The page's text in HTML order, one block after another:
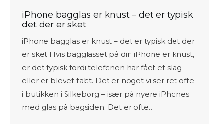
iPhone bagglas er knust – det er typisk
det der er sket
iPhone bagglas er knust – det er typisk det der
er sket Hvis bagglasset på din iPhone er knust,
er det typisk fordi telefonen har fået et slag
eller er blevet tabt. Det er noget vi ser ret ofte
i butikken i Silkeborg – især på nyere iPhones
med glas på bagsiden. Det er ofte…